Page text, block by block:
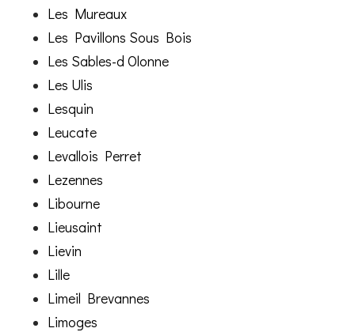
Les Mureaux
Les Pavillons Sous Bois
Les Sables-d Olonne
Les Ulis
Lesquin
Leucate
Levallois Perret
Lezennes
Libourne
Lieusaint
Lievin
Lille
Limeil Brevannes
Limoges